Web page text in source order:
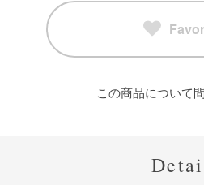
この商品について